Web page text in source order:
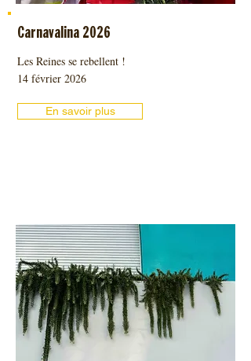
Carnavalina 2026
Les Reines se rebellent !
14 février 2026
En savoir plus